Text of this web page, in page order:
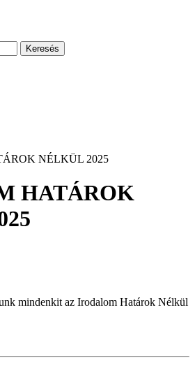
Keresés
NÉLKÜL 2025
HATÁROK
mindenkit az Irodalom Határok Nélkül